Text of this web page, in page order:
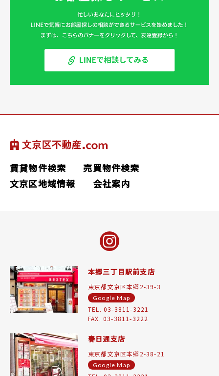
賃貸物件検索
売買物件検索
文京区地域情報
会社案内
本郷三丁目駅前支店
東京都文京区本郷2-39-3
Google Map
TEL. 03-3811-3221
FAX. 03-3811-3222
春日通支店
東京都文京区本郷2-38-21
Google Map